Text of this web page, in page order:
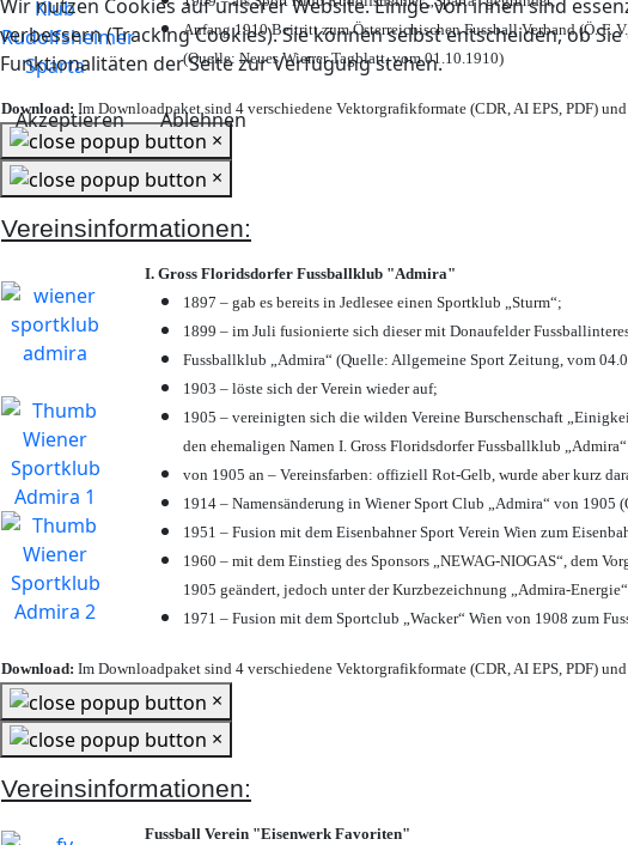
Wir nutzen Cookies auf unserer Website. Einige von ihnen sind
verbessern (Tracking Cookies). Sie können selbst entscheiden, ob
Funktionalitäten der Seite zur Verfügung stehen.
Akzeptieren
Ablehnen
Anfang 1910 Beitritt zum Österreichischen Fussball Verband (Ö. F.
(Quelle: Neues Wiener Tagblatt, vom 01.10.1910)
Download: Im Downloadpaket sind 4 verschiedene Vektorgrafikformate (CDR, AI EPS, PDF)
×
×
Vereinsinformationen:
I. Gross Floridsdorfer Fussballklub "Admira"
1897 – gab es bereits in Jedlesee einen Sportklub „Sturm“;
1899 – im Juli fusionierte sich dieser mit Donaufelder
Fussballklub „Admira“ (Quelle: Allgemeine Sport Zeitung, vom
1903 – löste sich der Verein wieder auf;
1905 – vereinigten sich die wilden Vereine Burschenschaft
den ehemaligen Namen I. Gross Floridsdorfer Fussballklub „Admira“
von 1905 an – Vereinsfarben: offiziell Rot-Gelb, wurde aber kurz
1914 – Namensänderung in Wiener Sport Club „Admira“ von
1951 – Fusion mit dem Eisenbahner Sport Verein Wien zum
1960 – mit dem Einstieg des Sponsors „NEWAG-NIOGAS“, dem
1905 geändert, jedoch unter der Kurzbezeichnung „Admira-
1971 – Fusion mit dem Sportclub „Wacker“ Wien von 1908 zum
Download: Im Downloadpaket sind 4 verschiedene Vektorgrafikformate (CDR, AI EPS, PDF)
×
×
Vereinsinformationen:
Fussball Verein "Eisenwerk Favoriten"